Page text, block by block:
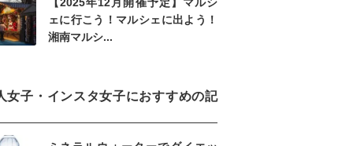
ェに行こう！マルシェに出よう！
湘南マルシ...
女子・インスタ女子におすすめの記